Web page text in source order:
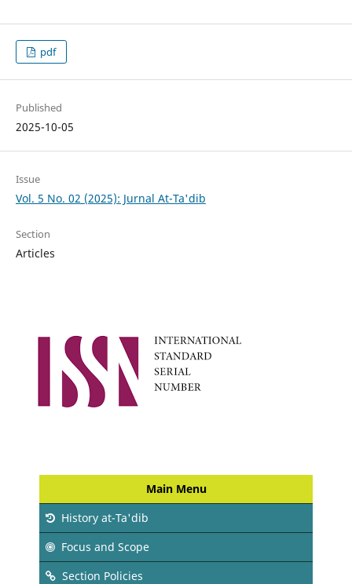
pdf
Published
2025-10-05
Issue
Vol. 5 No. 02 (2025): Jurnal At-Ta'dib
Section
Articles
Main Menu
History at-Ta'dib
Focus and Scope
Section Policies